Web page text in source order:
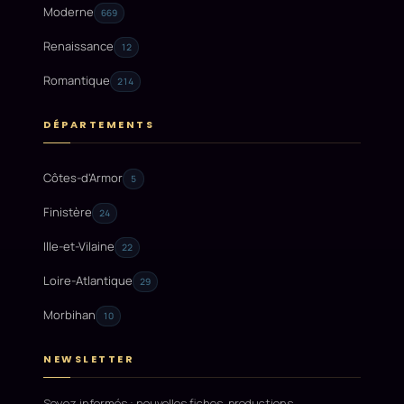
Moderne 669
Renaissance 12
Romantique 214
DÉPARTEMENTS
Côtes-d'Armor 5
Finistère 24
Ille-et-Vilaine 22
Loire-Atlantique 29
Morbihan 10
NEWSLETTER